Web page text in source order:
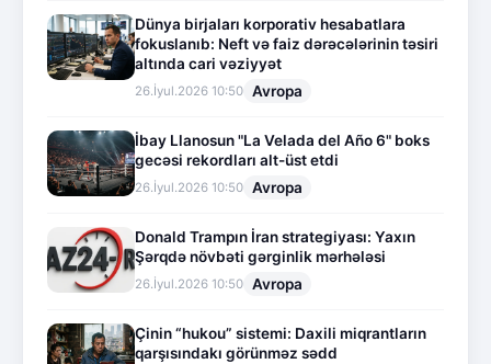
Dünya birjaları korporativ hesabatlara
fokuslanıb: Neft və faiz dərəcələrinin təsiri
altında cari vəziyyət
26.İyul.2026 10:50 Avropa
İbay Llanosun "La Velada del Año 6" boks
gecəsi rekordları alt-üst etdi
26.İyul.2026 10:50 Avropa
Donald Trampın İran strategiyası: Yaxın
Şərqdə növbəti gərginlik mərhələsi
26.İyul.2026 10:50 Avropa
Çinin “hukou” sistemi: Daxili miqrantların
qarşısındakı görünməz sədd